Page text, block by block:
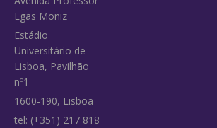
Egas Moniz
Estádio
Universitário de
Lisboa, Pavilhão
nº1
1600-190, Lisboa
tel: (+351) 217 818